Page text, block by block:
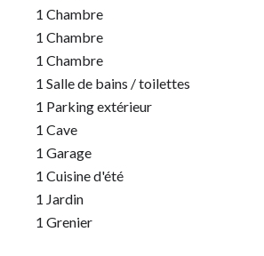
1 Chambre
1 Chambre
1 Chambre
1 Salle de bains / toilettes
1 Parking extérieur
1 Cave
1 Garage
1 Cuisine d'été
1 Jardin
1 Grenier